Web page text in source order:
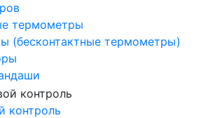
термометры
(бесконтактные термометры)
контроль